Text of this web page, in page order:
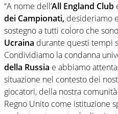
“A nome dell’All England Club
dei Campionati, desideriamo
sostegno a tutti coloro che
Ucraina durante questi tempi
Condividiamo la condanna
della Russia e abbiamo
situazione nel contesto dei
giocatori, della nostra
Regno Unito come istituzione